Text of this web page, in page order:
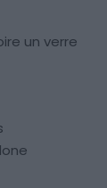
un verre